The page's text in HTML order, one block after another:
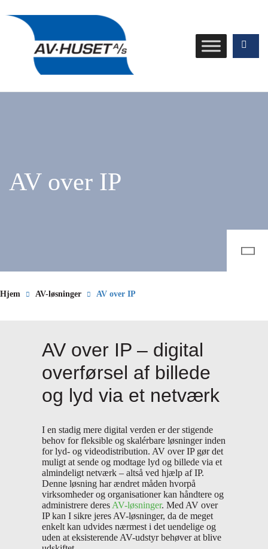
AV over IP
Hjem AV-løsninger AV over IP
AV over IP – digital
overførsel af billede
og lyd via et netværk
I en stadig mere digital verden er der stigende
behov for fleksible og skalérbare løsninger inden
for lyd- og videodistribution. AV over IP gør det
muligt at sende og modtage lyd og billede via et
almindeligt netværk – altså ved hjælp af IP.
Denne løsning har ændret måden hvorpå
virksomheder og organisationer kan håndtere og
administrere deres AV-løsninger. Med AV over
IP kan I sikre jeres AV-løsninger, da de meget
enkelt kan udvides nærmest i det uendelige og
uden at eksisterende AV-udstyr behøver at blive